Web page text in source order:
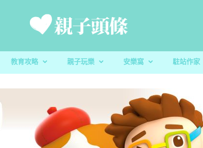
教育攻略
校園生活
親子玩樂
親子飲食
安樂窩
生活小百科
駐站作家
「大粒 MAC 教室」閱讀計劃及「語文的生命」書櫃捐贈計劃